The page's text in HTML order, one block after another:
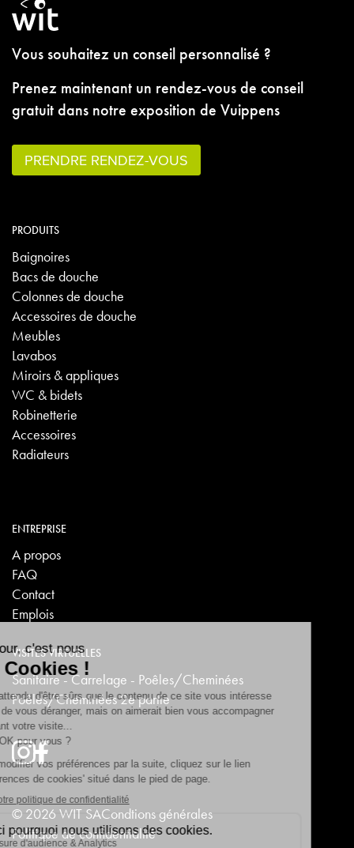
Vous souhaitez un conseil personnalisé ?
Prenez maintenant un rendez-vous de conseil
gratuit dans notre exposition de Vuippens
PRENDRE RENDEZ-VOUS
PRODUITS
Baignoires
Bacs de douche
Colonnes de douche
Accessoires de douche
Meubles
Lavabos
Miroirs & appliques
WC & bidets
Robinetterie
Accessoires
Radiateurs
ENTREPRISE
A propos
FAQ
Contact
Emplois
VISITES VIRTUELLES
Sanitaire - Carrelage - Poêles/Cheminées
Poêles/Cheminées 2e partie
© 2026 WIT SACondtions générales
Politique de confidentialité